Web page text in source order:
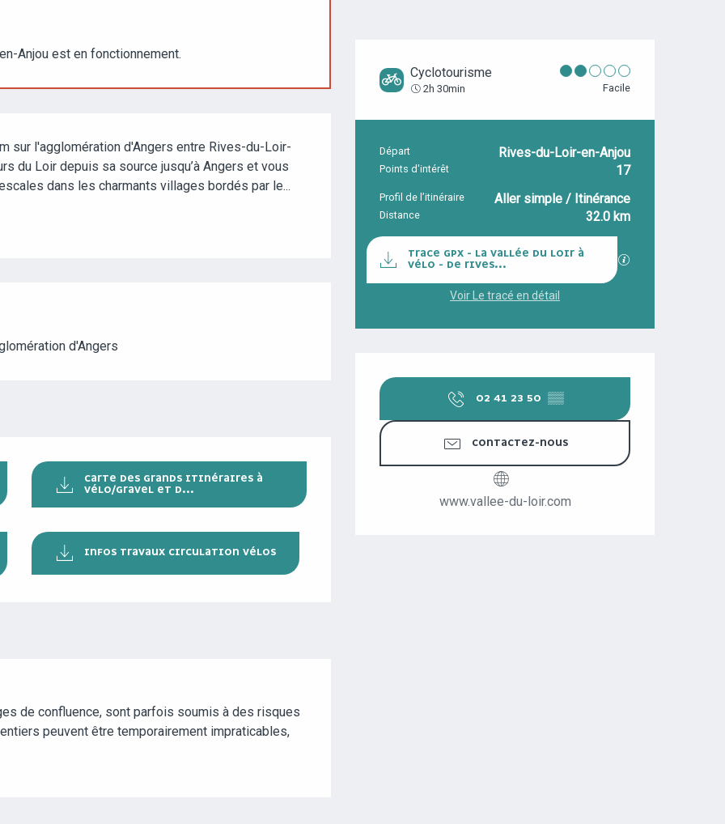
Cyclotourisme
2h 30min Facile
INFORMATIONS PRATIQUES
Départ Rives-du-Loir-en-Anjou
Points d'intérêt 17
Profil de l’itinéraire Aller simple / Itinérance
Distance 32.0 km
DOCUMENTATION
TRACE GPX - LA VALLÉE DU LOIR À
VÉLO - DE RIVES...
Voir Le tracé en détail
OUVERTURE ET COORDONNÉES
02 41 23 50 ▒▒
CONTACTEZ-NOUS
www.vallee-du-loir.com
Anjou est en fonctionnement.
sur l'agglomération d'Angers entre Rives-du-Loir-
du Loir depuis sa source jusqu’à Angers et vous
dans les charmants villages bordés par le...
d'Angers
CARTE DES GRANDS ITINÉRAIRES À
VÉLO/GRAVEL ET D...
INFOS TRAVAUX CIRCULATION VÉLOS
de confluence, sont parfois soumis à des risques
peuvent être temporairement impraticables,